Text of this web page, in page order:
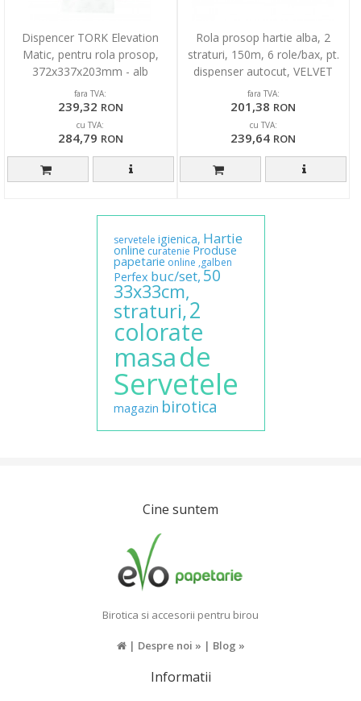
Dispencer TORK Elevation
Matic, pentru rola prosop,
372x337x203mm - alb
fara TVA:
239,32 RON
cu TVA:
284,79 RON
Rola prosop hartie alba, 2
straturi, 150m, 6 role/bax, pt.
dispenser autocut, VELVET
Professional
fara TVA:
201,38 RON
cu TVA:
239,64 RON
servetele igienica, Hartie
online curatenie Produse
papetarie online ,galben
Perfex buc/set,50
33x33cm,
straturi,2
colorate
masade
Servetele
magazin birotica
Cine suntem
Birotica si accesorii pentru birou
| Despre noi » | Blog »
Informatii